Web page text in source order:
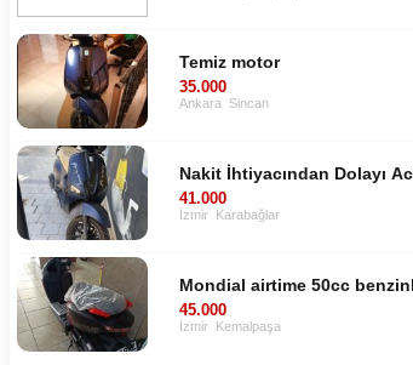
Temiz motor
35.000
Ankara Sincan
Nakit İhtiyacından Dolayı
41.000
İzmir Karabağlar
Mondial airtime 50cc
45.000
İzmir Kemalpaşa